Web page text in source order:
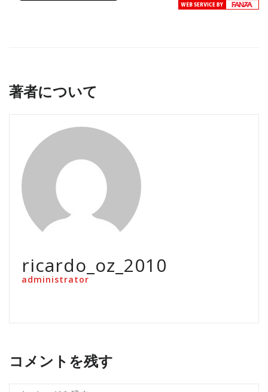
著者について
ricardo_oz_2010
administrator
コメントを残す